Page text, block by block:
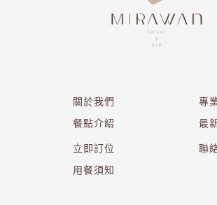
關於我們
餐點介紹
專
最
立即訂位
用餐須知
聯